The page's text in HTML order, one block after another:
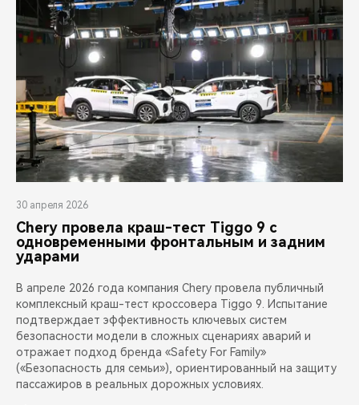
30 апреля 2026
Chery провела краш-тест Tiggo 9 с
одновременными фронтальным и задним
ударами
В апреле 2026 года компания Chery провела публичный
комплексный краш-тест кроссовера Tiggo 9. Испытание
подтверждает эффективность ключевых систем
безопасности модели в сложных сценариях аварий и
отражает подход бренда «Safety For Family»
(«Безопасность для семьи»), ориентированный на защиту
пассажиров в реальных дорожных условиях.